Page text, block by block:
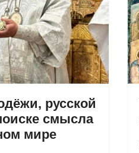
русской
смысла
мире